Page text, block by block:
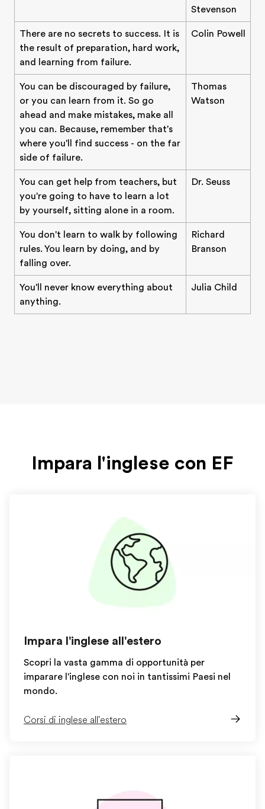
Stevenson
There are no secrets to success. It is
the result of preparation, hard work,
and learning from failure.
Colin Powell
You can be discouraged by failure,
or you can learn from it. So go
ahead and make mistakes, make all
you can. Because, remember that's
where you'll find success - on the far
side of failure.
Thomas
Watson
You can get help from teachers, but
you're going to have to learn a lot
by yourself, sitting alone in a room.
Dr. Seuss
You don't learn to walk by following
rules. You learn by doing, and by
falling over.
Richard
Branson
You'll never know everything about
anything.
Julia Child
Impara l'inglese con EF
Impara l'inglese all'estero
Scopri la vasta gamma di opportunità per
imparare l'inglese con noi in tantissimi Paesi nel
mondo.
Corsi di inglese all'estero